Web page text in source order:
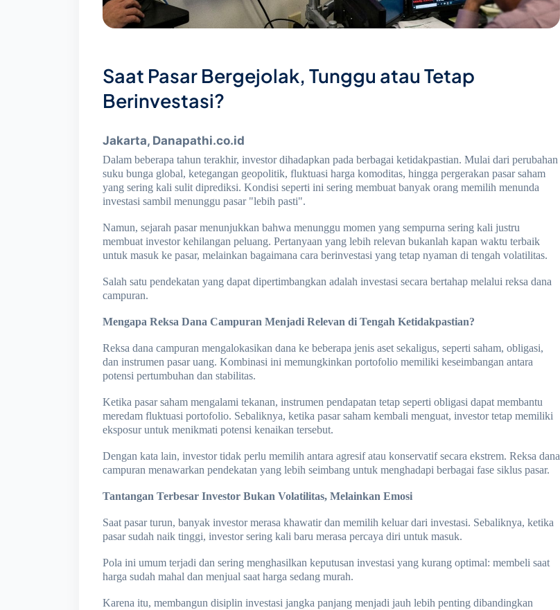
Saat Pasar Bergejolak, Tunggu atau Tetap
Berinvestasi?
Jakarta, Danapathi.co.id
Dalam beberapa tahun terakhir, investor dihadapkan pada berbagai ketidakpastian. Mulai dari perubahan
suku bunga global, ketegangan geopolitik, fluktuasi harga komoditas, hingga pergerakan pasar saham
yang sering kali sulit diprediksi. Kondisi seperti ini sering membuat banyak orang memilih menunda
investasi sambil menunggu pasar "lebih pasti".
Namun, sejarah pasar menunjukkan bahwa menunggu momen yang sempurna sering kali justru
membuat investor kehilangan peluang. Pertanyaan yang lebih relevan bukanlah kapan waktu terbaik
untuk masuk ke pasar, melainkan bagaimana cara berinvestasi yang tetap nyaman di tengah volatilitas.
Salah satu pendekatan yang dapat dipertimbangkan adalah investasi secara bertahap melalui reksa dana
campuran.
Mengapa Reksa Dana Campuran Menjadi Relevan di Tengah Ketidakpastian?
Reksa dana campuran mengalokasikan dana ke beberapa jenis aset sekaligus, seperti saham, obligasi,
dan instrumen pasar uang. Kombinasi ini memungkinkan portofolio memiliki keseimbangan antara
potensi pertumbuhan dan stabilitas.
Ketika pasar saham mengalami tekanan, instrumen pendapatan tetap seperti obligasi dapat membantu
meredam fluktuasi portofolio. Sebaliknya, ketika pasar saham kembali menguat, investor tetap memiliki
eksposur untuk menikmati potensi kenaikan tersebut.
Dengan kata lain, investor tidak perlu memilih antara agresif atau konservatif secara ekstrem. Reksa dana
campuran menawarkan pendekatan yang lebih seimbang untuk menghadapi berbagai fase siklus pasar.
Tantangan Terbesar Investor Bukan Volatilitas, Melainkan Emosi
Saat pasar turun, banyak investor merasa khawatir dan memilih keluar dari investasi. Sebaliknya, ketika
pasar sudah naik tinggi, investor sering kali baru merasa percaya diri untuk masuk.
Pola ini umum terjadi dan sering menghasilkan keputusan investasi yang kurang optimal: membeli saat
harga sudah mahal dan menjual saat harga sedang murah.
Karena itu, membangun disiplin investasi jangka panjang menjadi jauh lebih penting dibandingkan